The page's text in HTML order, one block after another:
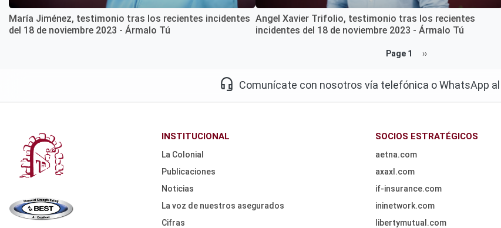
María Jiménez, testimonio tras los recientes incidentes
del 18 de noviembre 2023 - Ármalo Tú
Angel Xavier Trifolio, testimonio tras los recientes
incidentes del 18 de noviembre 2023 - Ármalo Tú
Page 1
Next
››
headset_mic Comunícate con nosotros vía telefónica o WhatsApp al
INSTITUCIONAL
La Colonial
Publicaciones
Noticias
La voz de nuestros asegurados
Cifras
SOCIOS ESTRATÉGICOS
aetna.com
axaxl.com
if-insurance.com
ininetwork.com
libertymutual.com